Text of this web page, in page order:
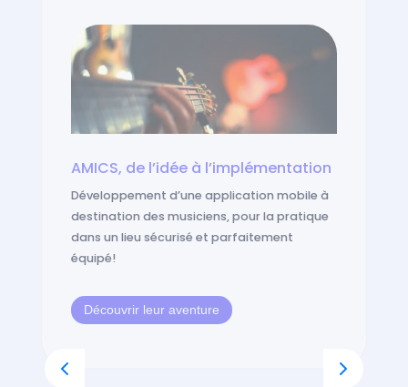
AMICS, de l’idée à l’implémentation
Développement d’une application mobile à
destination des musiciens, pour la pratique
dans un lieu sécurisé et parfaitement
équipé!
Découvrir leur aventure